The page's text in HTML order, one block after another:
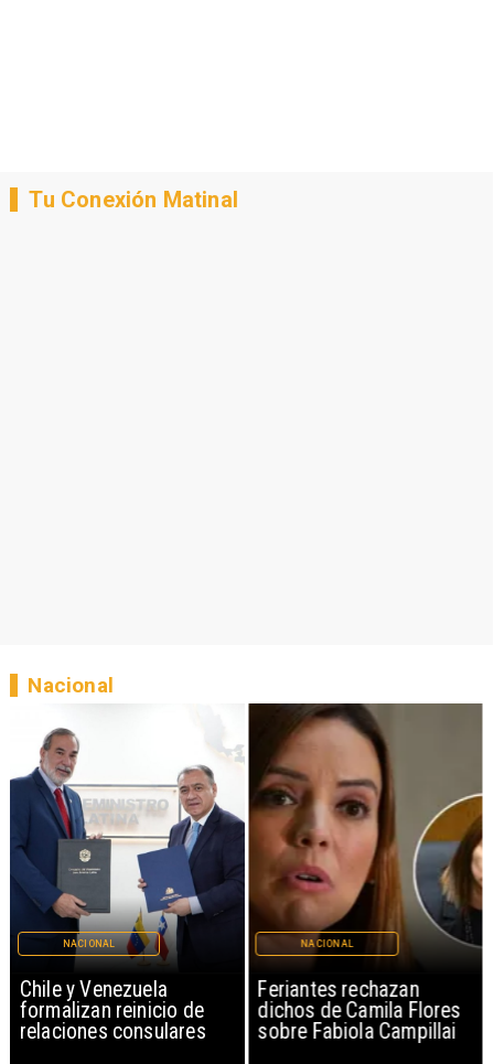
Tu Conexión Matinal
Chile y Venezuela
formalizan reinicio de
relaciones consulares
NACIONAL
Feriantes rechazan
dichos de Camila Flores
sobre Fabiola Campillai
NACIONAL
Nacional